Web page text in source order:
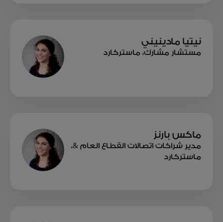
نيتيا مادينيني
مستشار مشارك، ماستركارد
ماكس بارنز
مدير شراكات اتصالات القطاع العام &،
ماستركارد